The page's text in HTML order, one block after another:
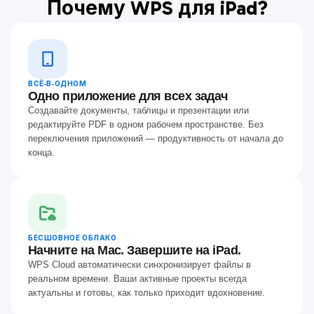
Почему WPS для iPad?
ВСЁ‑В‑ОДНОМ
Одно приложение для всех задач
Создавайте документы, таблицы и презентации или
редактируйте PDF в одном рабочем пространстве. Без
переключения приложений — продуктивность от начала до
конца.
БЕСШОВНОЕ ОБЛАКО
Начните на Mac. Завершите на iPad.
WPS Cloud автоматически синхронизирует файлы в
реальном времени. Ваши активные проекты всегда
актуальны и готовы, как только приходит вдохновение.